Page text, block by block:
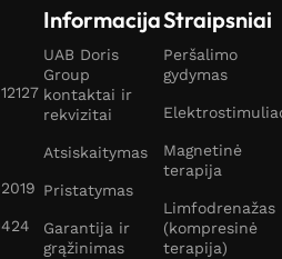
Informacija
UAB Doris
Group
kontaktai ir
rekvizitai
Atsiskaitymas
Pristatymas
Garantija ir
grąžinimas
Straipsniai
Peršalimo
gydymas
Magnetinė
terapija
Limfodrenažas
(kompresinė
terapija)